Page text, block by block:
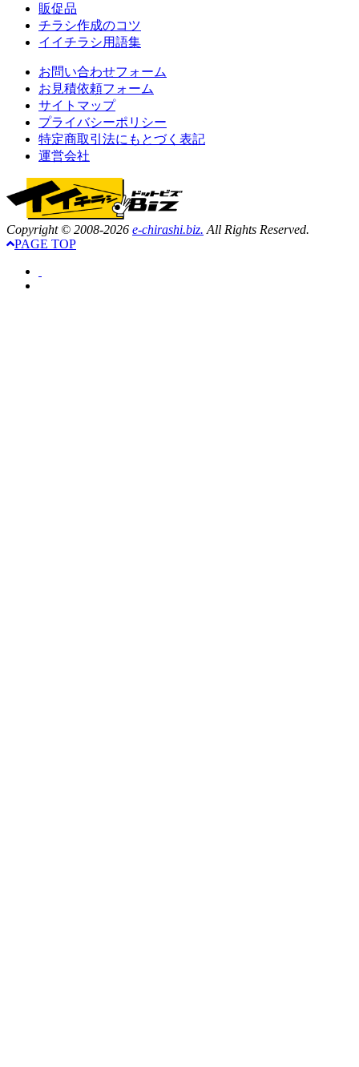
販促品
チラシ作成のコツ
イイチラシ用語集
お問い合わせフォーム
お見積依頼フォーム
サイトマップ
プライバシーポリシー
特定商取引法にもとづく表記
運営会社
Copyright © 2008-2026 e-chirashi.biz. All Rights Reserved.
PAGE TOP